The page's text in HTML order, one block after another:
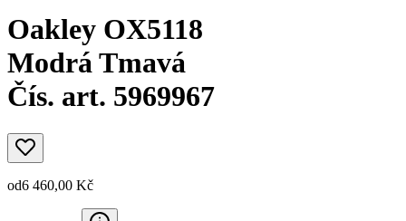
Oakley OX5118
Modrá Tmavá
Čís. art. 5969967
od6 460,00 Kč